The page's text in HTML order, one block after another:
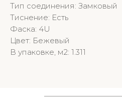
Тип соединения: Замковый
Тиснение: Есть
Фаска: 4U
Цвет: Бежевый
В упаковке, м2: 1.311